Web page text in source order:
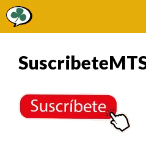
Saltar